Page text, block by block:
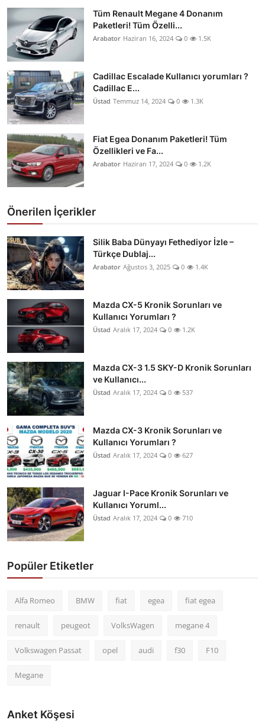
Tüm Renault Megane 4 Donanım
Paketleri! Tüm Özelli...
Arabator Haziran 16, 2024 0 1.5K
Cadillac Escalade Kullanıcı yorumları ?
Cadillac E...
Üstad Temmuz 14, 2024 0 1.3K
Fiat Egea Donanım Paketleri! Tüm
Özellikleri ve Fa...
Arabator Haziran 17, 2024 0 1.2K
Önerilen İçerikler
Silik Baba Dünyayı Fethediyor İzle –
Türkçe Dublaj...
Arabator Ağustos 3, 2025 0 1.4K
Mazda CX-5 Kronik Sorunları ve
Kullanıcı Yorumları ?
Üstad Aralık 17, 2024 0 1.2K
Mazda CX-3 1.5 SKY-D Kronik Sorunları
ve Kullanıcı...
Üstad Aralık 17, 2024 0 537
Mazda CX-3 Kronik Sorunları ve
Kullanıcı Yorumları ?
Üstad Aralık 17, 2024 0 627
Jaguar I-Pace Kronik Sorunları ve
Kullanıcı Yoruml...
Üstad Aralık 17, 2024 0 710
Popüler Etiketler
Alfa Romeo BMW fiat egea fiat egea
renault peugeot VolksWagen megane 4
Volkswagen Passat opel audi f30 F10
Megane
Anket Köşesi